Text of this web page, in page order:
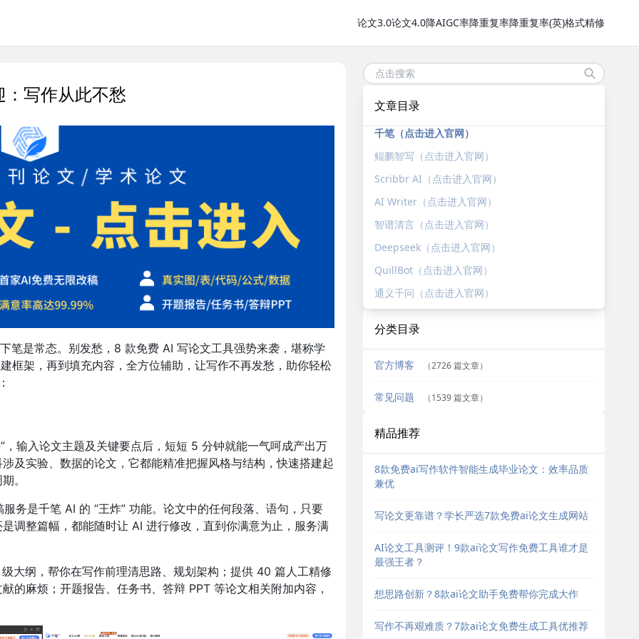
论文3.0论文4.0降AIGC率降重复率降重复率(英)格式精修
写作从此不愁
笔是常态。别发愁，8 款免费 AI 写论文工具强势来袭，堪称学
框架，再到填充内容，全方位辅助，让写作不再发愁，助你轻松
，输入论文主题及关键要点后，短短 5 分钟就能一气呵成产出万
及实验、数据的论文，它都能精准把握风格与结构，快速搭建起
。
务是千笔 AI 的 “王炸” 功能。论文中的任何段落、语句，只要
调整篇幅，都能随时让 AI 进行修改，直到你满意为止，服务满
大纲，帮你在写作前理清思路、规划架构；提供 40 篇人工精修
的麻烦；开题报告、任务书、答辩 PPT 等论文相关附加内容，
文章目录
千笔（点击进入官网）
鲲鹏智写（点击进入官网）
Scribbr AI（点击进入官网）
AI Writer（点击进入官网）
智谱清言（点击进入官网）
Deepseek（点击进入官网）
QuillBot（点击进入官网）
通义千问（点击进入官网）
分类目录
官方博客 （2726 篇文章）
常见问题 （1539 篇文章）
精品推荐
8款免费ai写作软件智能生成毕业论文：效率品质
兼优
写论文更靠谱？学长严选7款免费ai论文生成网站
AI论文工具测评！9款ai论文写作免费工具谁才是
最强王者？
想思路创新？8款ai论文助手免费帮你完成大作
写作不再艰难质？7款ai论文免费生成工具优推荐